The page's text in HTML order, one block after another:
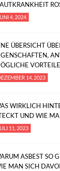
4, 2024
ÜBERSICHT
VORTEILE
14, 2023
WIRKLICH
UND WIE
11, 2023
ASBEST SO
MAN SICH